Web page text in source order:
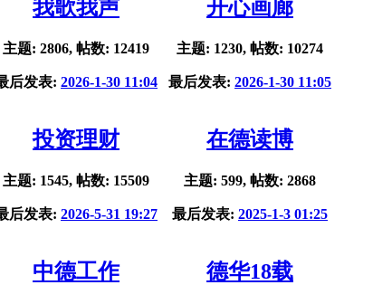
我歌我声
主题: 2806, 帖数: 12419
后发表: 2026-1-30 11:04
开心画廊
主题: 1230, 帖数: 10274
最后发表: 2026-1-30 11:05
投资理财
主题: 1545, 帖数: 15509
后发表: 2026-5-31 19:27
在德读博
主题: 599, 帖数: 2868
最后发表: 2025-1-3 01:25
中德工作 德华18载